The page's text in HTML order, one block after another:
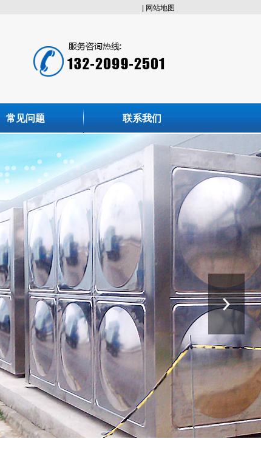
网站地图
常见问题 联系我们